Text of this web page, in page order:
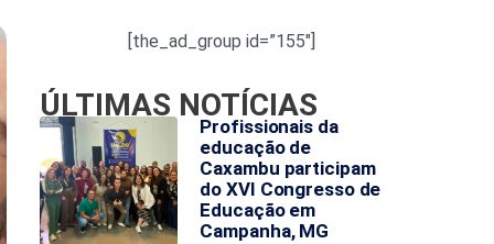
[the_ad_group id=”155″]
ÚLTIMAS NOTÍCIAS
Profissionais da
educação de
Caxambu participam
do XVI Congresso de
Educação em
Campanha, MG